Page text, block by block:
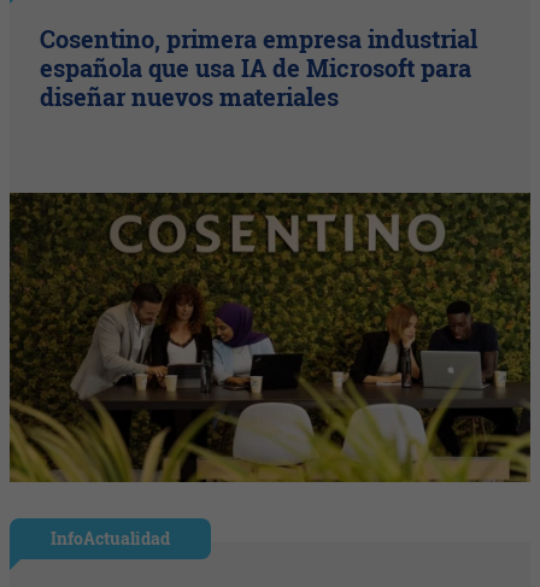
Cosentino, primera empresa industrial
española que usa IA de Microsoft para
diseñar nuevos materiales
InfoActualidad